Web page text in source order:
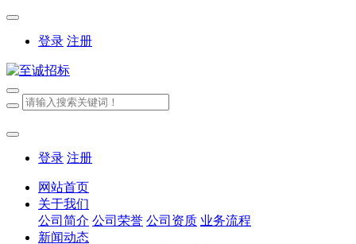
登录 注册
登录 注册
网站首页
关于我们
公司简介 公司荣誉 公司资质 业务流程
新闻动态